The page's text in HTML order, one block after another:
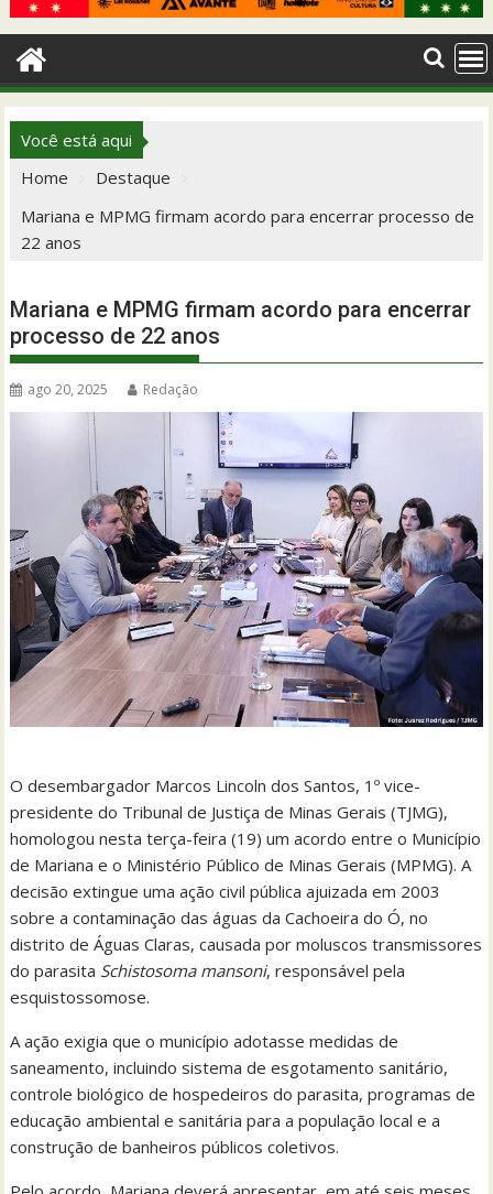
Você está aqui
Home
Destaque
Mariana e MPMG firmam acordo para encerrar processo de
22 anos
Mariana e MPMG firmam acordo para encerrar
processo de 22 anos
ago 20, 2025 Redação
O desembargador Marcos Lincoln dos Santos, 1º vice-
presidente do Tribunal de Justiça de Minas Gerais (TJMG),
homologou nesta terça-feira (19) um acordo entre o Município
de Mariana e o Ministério Público de Minas Gerais (MPMG). A
decisão extingue uma ação civil pública ajuizada em 2003
sobre a contaminação das águas da Cachoeira do Ó, no
distrito de Águas Claras, causada por moluscos transmissores
do parasita Schistosoma mansoni, responsável pela
esquistossomose.
A ação exigia que o município adotasse medidas de
saneamento, incluindo sistema de esgotamento sanitário,
controle biológico de hospedeiros do parasita, programas de
educação ambiental e sanitária para a população local e a
construção de banheiros públicos coletivos.